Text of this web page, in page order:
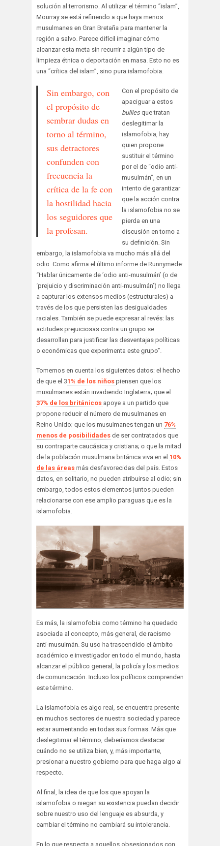
solución al terrorismo. Al utilizar el término “islam”,
Mourray se está refiriendo a que haya menos
musulmanes en Gran Bretaña para mantener la
región a salvo. Parece difícil imaginar cómo
alcanzar esta meta sin recurrir a algún tipo de
limpieza étnica o deportación en masa. Esto no es
una “crítica del islam”, sino pura islamofobia.
Sin embargo, con
el propósito de
sembrar dudas en
torno al término,
sus detractores
confunden con
frecuencia la
crítica de la fe con
la hostilidad hacia
los seguidores que
la profesan.
Con el propósito de
apaciguar a estos
bulliesque tratan
deslegitimar la
islamofobia, hay
quien propone
sustituir el término
por el de “odio anti-
musulmán”, en un
intento de garantizar
que la acción contra
la islamofobia no se
pierda en una
discusión en torno a
su definición. Sin
embargo, la islamofobia va mucho más allá del
odio. Como afirma el último informe de Runnymede:
“Hablar únicamente de ‘odio anti-musulmán’ (o de
‘prejuicio y discriminación anti-musulmán’) no llega
a capturar los extensos medios (estructurales) a
través de los que persisten las desigualdades
raciales. También se puede expresar al revés: las
actitudes prejuiciosas contra un grupo se
desarrollan para justificar las desventajas políticas
o económicas que experimenta este grupo”.
Tomemos en cuenta los siguientes datos: el hecho
de que el 31% de los niños piensen que los
musulmanes están invadiendo Inglaterra; que el
37% de los británicos apoye a un partido que
propone reducir el número de musulmanes en
Reino Unido; que los musulmanes tengan un 76%
menos de posibilidades de ser contratados que
su contraparte caucásica y cristiana; o que la mitad
de la población musulmana británica viva en el 10%
de las áreas más desfavorecidas del país. Estos
datos, en solitario, no pueden atribuirse al odio; sin
embargo, todos estos elementos juntos pueden
relacionarse con ese amplio paraguas que es la
islamofobia.
Es más, la islamofobia como término ha quedado
asociada al concepto, más general, de racismo
anti-musulmán. Su uso ha trascendido el ámbito
académico e investigador en todo el mundo, hasta
alcanzar el público general, la policía y los medios
de comunicación. Incluso los políticos comprenden
este término.
La islamofobia es algo real, se encuentra presente
en muchos sectores de nuestra sociedad y parece
estar aumentando en todas sus formas. Más que
deslegitimar el término, deberíamos destacar
cuándo no se utiliza bien, y, más importante,
presionar a nuestro gobierno para que haga algo al
respecto.
Al final, la idea de que los que apoyan la
islamofobia o niegan su existencia puedan decidir
sobre nuestro uso del lenguaje es absurda, y
cambiar el término no cambiará su intolerancia.
En lo que respecta a aquellos obsesionados con